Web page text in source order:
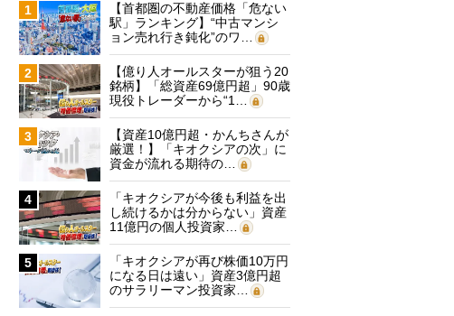
1
【首都圏の不動産価格「危ない
駅」ランキング】“中古マンシ
ョン売れ行き鈍化”のワ…
2
【億り人オールスターが狙う20
銘柄】「総資産69億円超」90歳
現役トレーダーから“1…
3
【資産10億円超・かんちさんが
厳選！】「キオクシアの次」に
資金が流れる期待の…
4
「キオクシアが今後も利益を出
し続けるかは分からない」資産
11億円の個人投資家…
5
「キオクシアが再び株価10万円
になる日は遠い」資産3億円超
のサラリーマン投資家…